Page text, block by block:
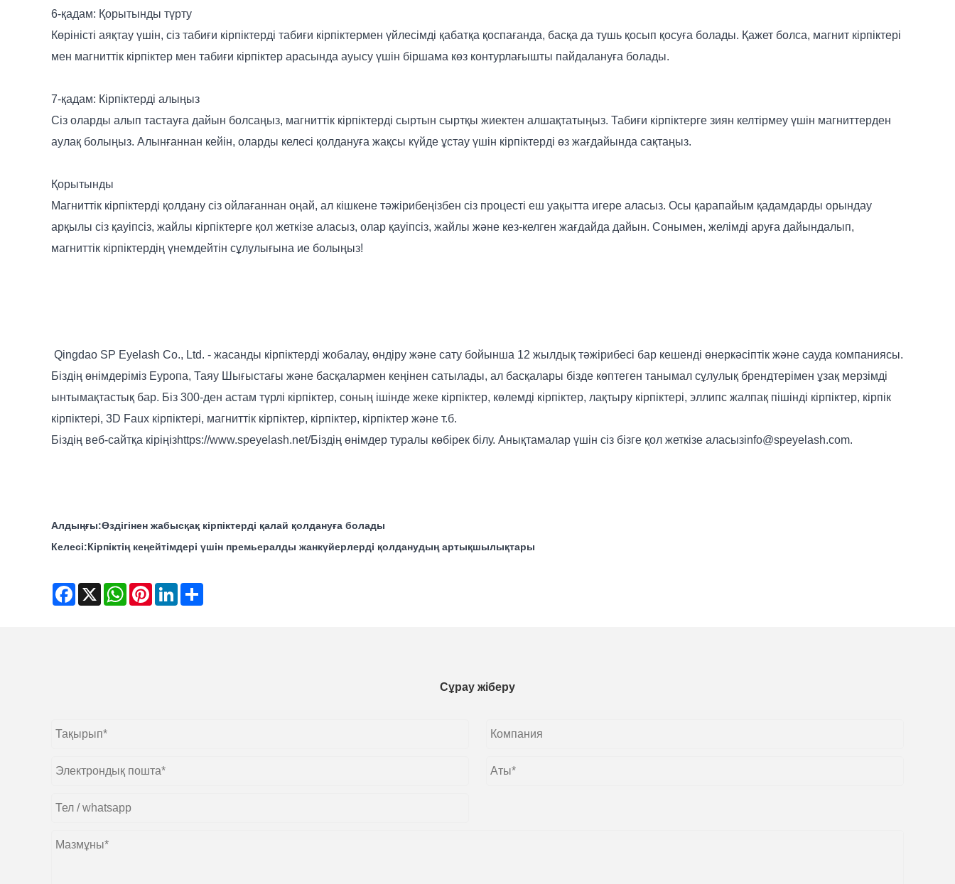
6-қадам: Қорытынды түрту
Көріністі аяқтау үшін, сіз табиғи кірпіктерді табиғи кірпіктермен үйлесімді қабатқа қоспағанда, басқа да тушь қосып қосуға болады. Қажет болса, магнит кірпіктері
мен магниттік кірпіктер мен табиғи кірпіктер арасында ауысу үшін біршама көз контурлағышты пайдалануға болады.
7-қадам: Кірпіктерді алыңыз
Сіз оларды алып тастауға дайын болсаңыз, магниттік кірпіктерді сыртын сыртқы жиектен алшақтатыңыз. Табиғи кірпіктерге зиян келтірмеу үшін магниттерден
аулақ болыңыз. Алынғаннан кейін, оларды келесі қолдануға жақсы күйде ұстау үшін кірпіктерді өз жағдайында сақтаңыз.
Қорытынды
Магниттік кірпіктерді қолдану сіз ойлағаннан оңай, ал кішкене тәжірибеңізбен сіз процесті еш уақытта игере аласыз. Осы қарапайым қадамдарды орындау
арқылы сіз қауіпсіз, жайлы кірпіктерге қол жеткізе аласыз, олар қауіпсіз, жайлы және кез-келген жағдайда дайын. Сонымен, желімді аруға дайындалып,
магниттік кірпіктердің үнемдейтін сұлулығына ие болыңыз!
Qingdao SP Eyelash Co., Ltd. - жасанды кірпіктерді жобалау, өндіру және сату бойынша 12 жылдық тәжірибесі бар кешенді өнеркәсіптік және сауда компаниясы.
Біздің өнімдеріміз Еуропа, Таяу Шығыстағы және басқалармен кеңінен сатылады, ал басқалары бізде көптеген танымал сұлулық брендтерімен ұзақ мерзімді
ынтымақтастық бар. Біз 300-ден астам түрлі кірпіктер, соның ішінде жеке кірпіктер, көлемді кірпіктер, лақтыру кірпіктері, эллипс жалпақ пішінді кірпіктер, кірпік
кірпіктері, 3D Faux кірпіктері, магниттік кірпіктер, кірпіктер, кірпіктер және т.б.
Біздің веб-сайтқа кіріңізhttps://www.speyelash.net/Біздің өнімдер туралы көбірек білу. Анықтамалар үшін сіз бізге қол жеткізе аласызinfo@speyelash.com.
Алдыңғы:Өздігінен жабысқақ кірпіктерді қалай қолдануға болады
Келесі:Кірпіктің кеңейтімдері үшін премьералды жанкүйерлерді қолданудың артықшылықтары
Facebook
X WhatsAppPinterestLinkedIn
Сұрау жіберу